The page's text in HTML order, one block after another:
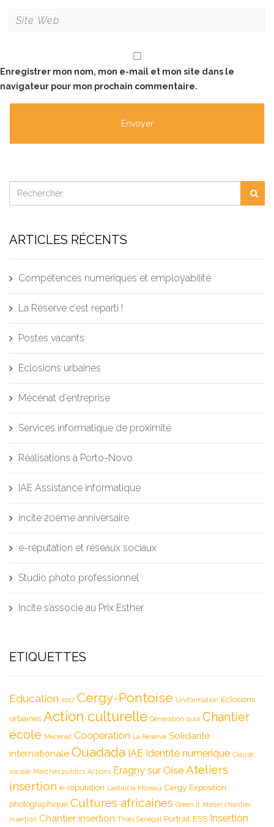
Enregistrer mon nom, mon e-mail et mon site dans le
navigateur pour mon prochain commentaire.
ARTICLES RÉCENTS
Compétences numériques et employabilité
La Réserve c’est reparti !
Postes vacants
Eclosions urbaines
Mécénat d’entreprise
Services informatique de proximité
Réalisations à Porto-Novo
IAE Assistance informatique
incite 20ème anniversaire
e-réputation et réseaux sociaux
Studio photo professionnel
Incite s’associe au Prix Esther
ETIQUETTES
Education 2017 Cergy-Pontoise Uniformation Eclosions
urbaines Action culturelle Generation quoi Chantier
école Mecenat Cooperation La Réserve Solidarité
internationale Ouadada IAE Identité numérique Clause
sociale Marchés publics Actions Eragny sur Oise Ateliers
insertion e-reputation Laetiticia Moreau Cergy Exposition
photographique Cultures africaines Green it Atelier chantier
insertion Chantier insertion Thiès Sénégal Portrait ESS Insertion